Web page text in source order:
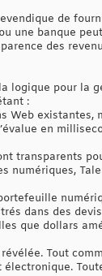
de
une banque
des
logique pour la
:
Web existantes,
en
transparents
numériques,
dans des
que dollars
Tout